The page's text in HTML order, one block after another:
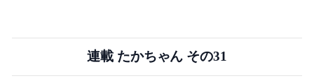
連載 たかちゃん その31